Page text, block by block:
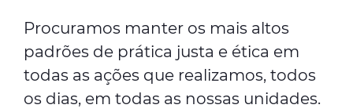
Procuramos manter os mais altos
padrões de prática justa e ética em
todas as ações que realizamos, todos
os dias, em todas as nossas unidades.